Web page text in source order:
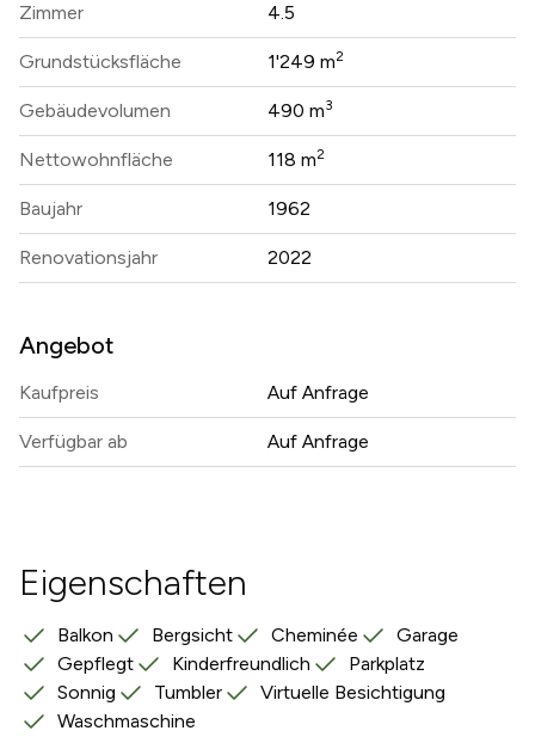
Zimmer 4.5
Grundstücksfläche 1'249 m2
Gebäudevolumen 490 m3
Nettowohnfläche 118 m2
Baujahr 1962
Renovationsjahr 2022
Angebot
Kaufpreis Auf Anfrage
Verfügbar ab Auf Anfrage
Eigenschaften
Balkon Bergsicht Cheminée
Garage
Gepflegt
Kinderfreundlich
Parkplatz
Sonnig
Tumbler
Virtuelle Besichtigung
Waschmaschine